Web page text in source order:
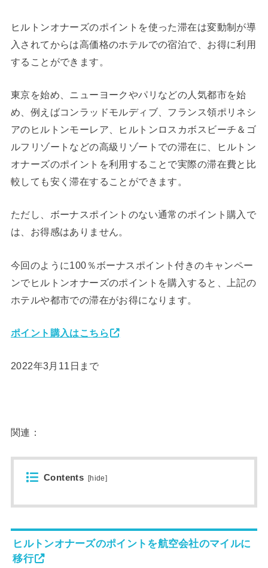
ヒルトンオナーズのポイントを使った滞在は変動制が導
入されてからは高価格のホテルでの宿泊で、お得に利用
することができます。
東京を始め、ニューヨークやパリなどの人気都市を始
め、例えばコンラッドモルディブ、フランス領ポリネシ
アのヒルトンモーレア、ヒルトンロスカボスビーチ＆ゴ
ルフリゾートなどの高級リゾートでの滞在に、ヒルトン
オナーズのポイントを利用することで実際の滞在費と比
較しても安く滞在することができます。
ただし、ボーナスポイントのない通常のポイント購入で
は、お得感はありません。
今回のように100％ボーナスポイント付きのキャンペー
ンでヒルトンオナーズのポイントを購入すると、上記の
ホテルや都市での滞在がお得になります。
ポイント購入はこちら
2022年3月11日まで
関連：
Contents [hide]
ヒルトンオナーズのポイントを航空会社のマイルに
移行